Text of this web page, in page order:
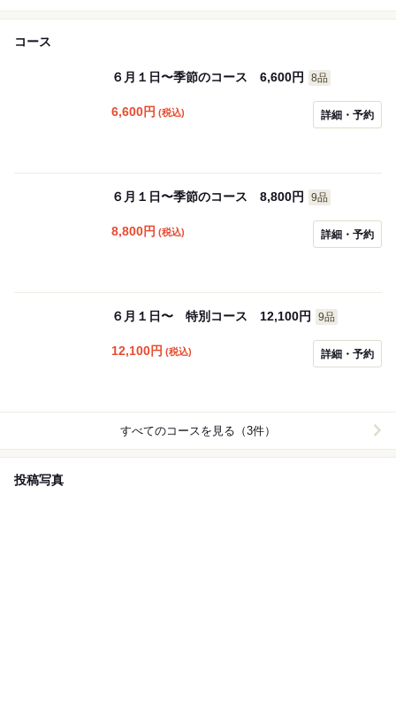
コース
６月１日〜季節のコース 6,600円 8品
6,600円 (税込) 詳細・予約
６月１日〜季節のコース 8,800円 9品
8,800円 (税込) 詳細・予約
６月１日〜 特別コース 12,100円 9品
12,100円 (税込) 詳細・予約
すべてのコースを見る（3件）
投稿写真